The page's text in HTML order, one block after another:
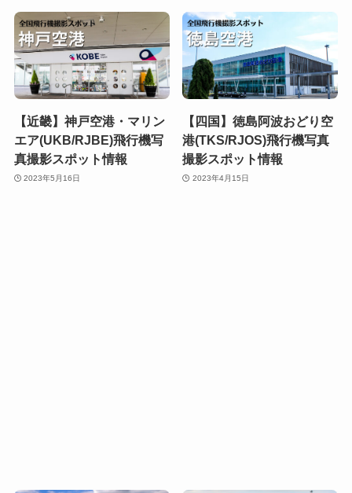
【近畿】神戸空港・マリン
エア(UKB/RJBE)飛行機写
真撮影スポット情報
2023年5月16日
【四国】徳島阿波おどり空
港(TKS/RJOS)飛行機写真
撮影スポット情報
2023年4月15日